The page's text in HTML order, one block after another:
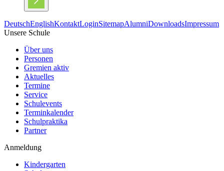
DeutschEnglishKontaktLoginSitemapAlumniDownloadsImpressum
Unsere Schule
Über uns
Personen
Gremien aktiv
Aktuelles
Termine
Service
Schulevents
Terminkalender
Schulpraktika
Partner
Anmeldung
Kindergarten